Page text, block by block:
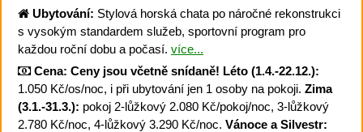
Ubytování: Stylová horská chata po náročné rekonstrukci
s vysokým standardem služeb, sportovní program pro
každou roční dobu a počasí. více...
Cena: Ceny jsou včetně snídaně! Léto (1.4.-22.12.):
1.050 Kč/os/noc, i při ubytování jen 1 osoby na pokoji. Zima
(3.1.-31.3.): pokoj 2-lůžkový 2.080 Kč/pokoj/noc, 3-lůžkový
2.780 Kč/noc, 4-lůžkový 3.290 Kč/noc. Vánoce a Silvestr: